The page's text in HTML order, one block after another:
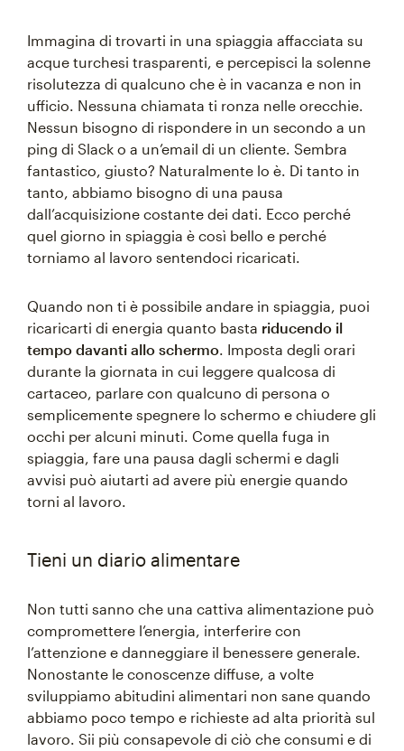
Immagina di trovarti in una spiaggia affacciata su
acque turchesi trasparenti, e percepisci la solenne
risolutezza di qualcuno che è in vacanza e non in
ufficio. Nessuna chiamata ti ronza nelle orecchie.
Nessun bisogno di rispondere in un secondo a un
ping di Slack o a un’email di un cliente. Sembra
fantastico, giusto? Naturalmente lo è. Di tanto in
tanto, abbiamo bisogno di una pausa
dall’acquisizione costante dei dati. Ecco perché
quel giorno in spiaggia è così bello e perché
torniamo al lavoro sentendoci ricaricati.
Quando non ti è possibile andare in spiaggia, puoi
ricaricarti di energia quanto basta riducendo il
tempo davanti allo schermo. Imposta degli orari
durante la giornata in cui leggere qualcosa di
cartaceo, parlare con qualcuno di persona o
semplicemente spegnere lo schermo e chiudere gli
occhi per alcuni minuti. Come quella fuga in
spiaggia, fare una pausa dagli schermi e dagli
avvisi può aiutarti ad avere più energie quando
torni al lavoro.
Tieni un diario alimentare
Non tutti sanno che una cattiva alimentazione può
compromettere l’energia, interferire con
l’attenzione e danneggiare il benessere generale.
Nonostante le conoscenze diffuse, a volte
sviluppiamo abitudini alimentari non sane quando
abbiamo poco tempo e richieste ad alta priorità sul
lavoro. Sii più consapevole di ciò che consumi e di